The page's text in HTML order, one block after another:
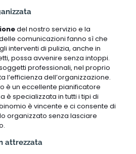
del nostro servizio e la
comunicazioni fanno sì che
interventi di pulizia, anche in
possa avvenire senza intoppi.
professionali, nel proprio
l’efficienza dell’organizzazione.
è un eccellente pianificatore
è specializzata in tutti i tipi di
è vincente e ci consente di
organizzato senza lasciare
attrezzata